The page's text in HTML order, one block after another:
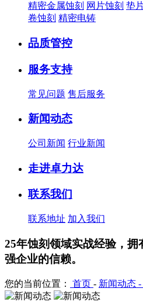
精密金属蚀刻 网片蚀刻 垫
卷蚀刻 精密电铸
品质管控
服务支持
常见问题 售后服务
新闻动态
公司新闻 行业新闻
走进卓力达
联系我们
联系地址 加入我们
25年蚀刻领域实战经验，拥
强企业的信赖。
您的当前位置： 首页 - 新闻动态 -